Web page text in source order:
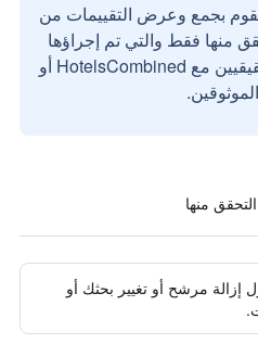
بجمع وعرض التقييمات من
منها فقط والتي تم إجراؤها
بواسطة مستخدمين حقيقيين مع HotelsCombined أو
إزالة مرشح أو تغيير بحثك أو